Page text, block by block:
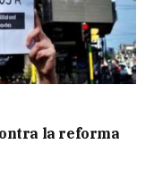
la reforma